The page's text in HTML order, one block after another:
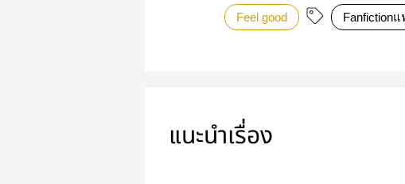
Feel good Fanfiction
แนะนำเรื่อง